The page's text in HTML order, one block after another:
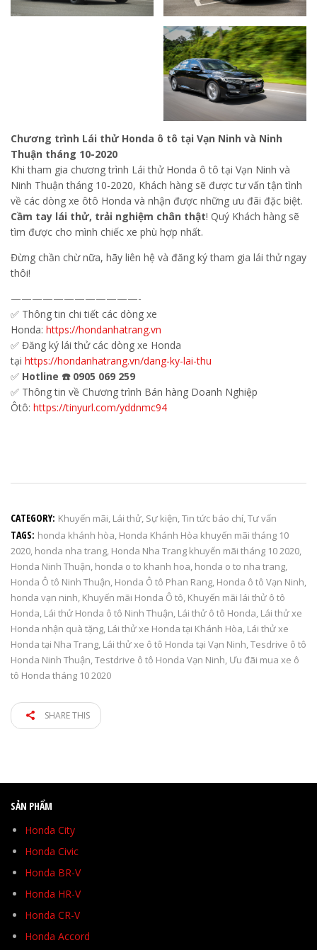
Chương trình Lái thử Honda ô tô tại Vạn Ninh và Ninh
Thuận tháng 10-2020
Khi tham gia chương trình Lái thử Honda ô tô tại Vạn Ninh và
Ninh Thuận tháng 10-2020, Khách hàng sẽ được tư vấn tận tình
về các dòng xe ôtô Honda và nhận được những ưu đãi đặc biệt.
Cầm tay lái thử, trải nghiệm chân thật! Quý Khách hàng sẽ
tìm được cho mình chiếc xe phù hợp nhất.
Đừng chần chừ nữa, hãy liên hệ và đăng ký tham gia lái thử ngay
thôi!
————————————-
✅ Thông tin chi tiết các dòng xe
Honda: https://hondanhatrang.vn
✅ Đăng ký lái thử các dòng xe Honda
tại https://hondanhatrang.vn/dang-ky-lai-thu
✅ Hotline ☎️ 0905 069 259
✅ Thông tin về Chương trình Bán hàng Doanh Nghiệp
Ôtô: https://tinyurl.com/yddnmc94
CATEGORY: Khuyến mãi, Lái thử, Sự kiện,Tin tức báo chí,Tư vấn
TAGS: honda khánh hòa, Honda Khánh Hòa khuyến mãi tháng 10
2020, honda nha trang, Honda Nha Trang khuyến mãi tháng 10 2020,
Honda Ninh Thuận, honda o to khanh hoa, honda o to nha trang,
Honda Ô tô Ninh Thuận, Honda Ô tô Phan Rang, Honda ô tô Vạn Ninh,
honda vạn ninh, Khuyến mãi Honda Ô tô, Khuyến mãi lái thử ô tô
Honda, Lái thử Honda ô tô Ninh Thuận, Lái thử ô tô Honda, Lái thử xe
Honda nhận quà tặng, Lái thử xe Honda tại Khánh Hòa, Lái thử xe
Honda tại Nha Trang, Lái thử xe ô tô Honda tại Vạn Ninh,Tesdrive ô tô
Honda Ninh Thuận,Testdrive ô tô Honda Vạn Ninh, Ưu đãi mua xe ô
tô Honda tháng 10 2020
SHARE THIS
SẢN PHẨM
Honda City
Honda Civic
Honda BR-V
Honda HR-V
Honda CR-V
Honda Accord